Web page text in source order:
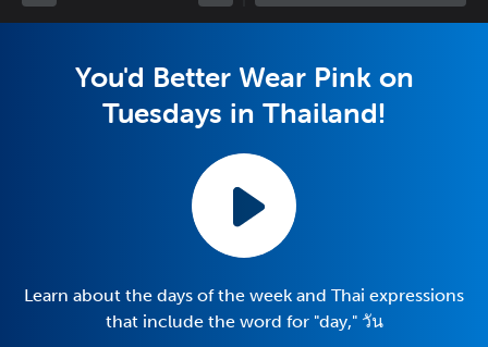
You'd Better Wear Pink on
Tuesdays in Thailand!
Learn about the days of the week and Thai expressions
that include the word for "day," วัน